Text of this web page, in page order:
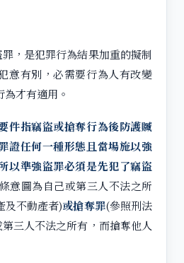
，是犯罪行為結果加重的擬制
意有別，必需要行為人有改變
才有適用。
件指竊盜或搶奪行為後防護贓
證任何一種形態且當場施以強
以準強盜罪必須是先犯了竊盜
意圖為自己或第三人不法之所
及不動產者)或搶奪罪(參照刑法
三人不法之所有，而搶奪他人